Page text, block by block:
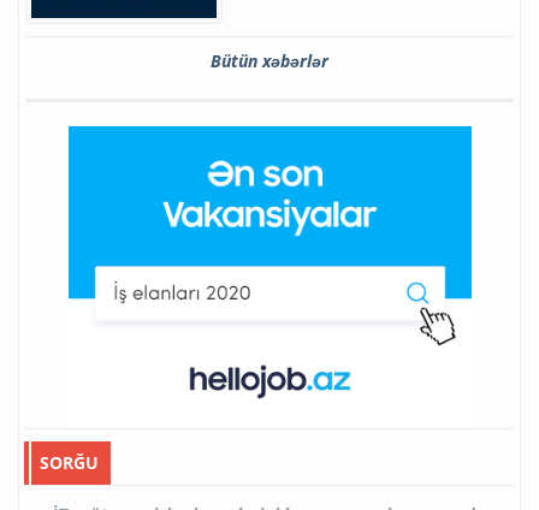
Bütün xəbərlər
SORĞU